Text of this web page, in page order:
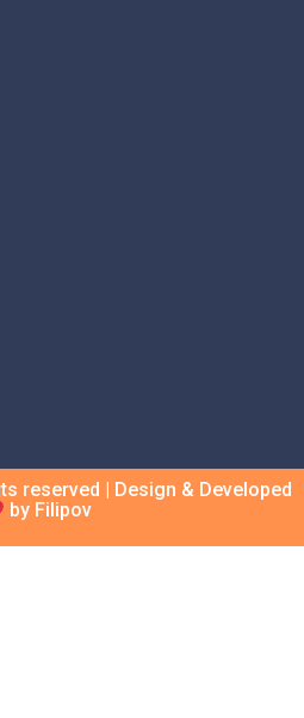
reserved | Design & Developed
by Filipov